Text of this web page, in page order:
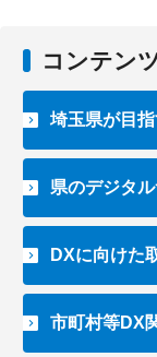
コンテン
埼玉県が目
県のデジタ
DXに向けた
市町村等DX